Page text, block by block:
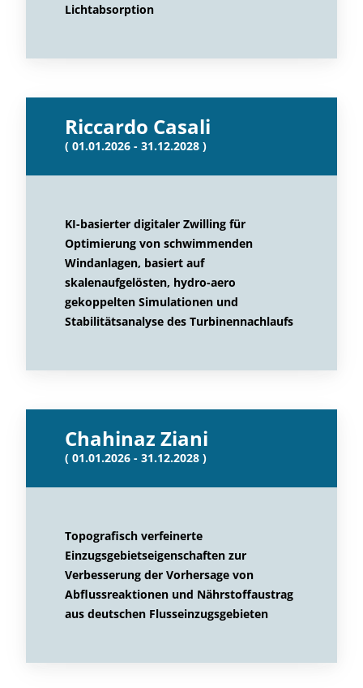
Lichtabsorption
Riccardo Casali
( 01.01.2026 - 31.12.2028 )
KI-basierter digitaler Zwilling für
Optimierung von schwimmenden
Windanlagen, basiert auf
skalenaufgelösten, hydro-aero
gekoppelten Simulationen und
Stabilitätsanalyse des Turbinennachlaufs
Chahinaz Ziani
( 01.01.2026 - 31.12.2028 )
Topografisch verfeinerte
Einzugsgebietseigenschaften zur
Verbesserung der Vorhersage von
Abflussreaktionen und Nährstoffaustrag
aus deutschen Flusseinzugsgebieten